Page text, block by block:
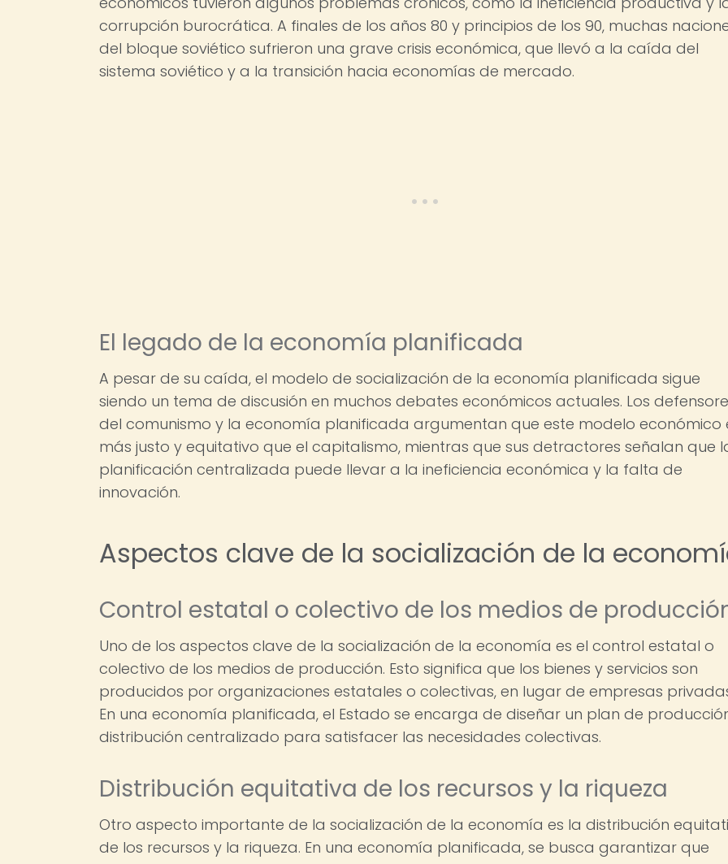
corrupción burocrática. A finales de los años 80 y principios de los 90, muchas
del bloque soviético sufrieron una grave crisis económica, que llevó a la caída del
sistema soviético y a la transición hacia economías de mercado.
El legado de la economía planificada
A pesar de su caída, el modelo de socialización de la economía planificada sigue
siendo un tema de discusión en muchos debates económicos actuales. Los
del comunismo y la economía planificada argumentan que este modelo económico
más justo y equitativo que el capitalismo, mientras que sus detractores señalan que
planificación centralizada puede llevar a la ineficiencia económica y la falta de
innovación.
Aspectos clave de la socialización de la
Control estatal o colectivo de los medios de
Uno de los aspectos clave de la socialización de la economía es el control estatal o
colectivo de los medios de producción. Esto significa que los bienes y servicios son
producidos por organizaciones estatales o colectivas, en lugar de empresas
En una economía planificada, el Estado se encarga de diseñar un plan de
distribución centralizado para satisfacer las necesidades colectivas.
Distribución equitativa de los recursos y la riqueza
Otro aspecto importante de la socialización de la economía es la distribución
de los recursos y la riqueza. En una economía planificada, se busca garantizar que